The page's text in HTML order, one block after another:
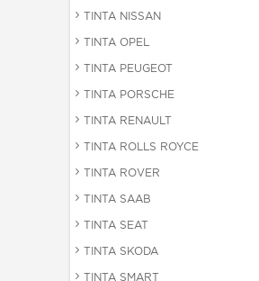
TINTA NISSAN
TINTA OPEL
TINTA PEUGEOT
TINTA PORSCHE
TINTA RENAULT
TINTA ROLLS ROYCE
TINTA ROVER
TINTA SAAB
TINTA SEAT
TINTA SKODA
TINTA SMART